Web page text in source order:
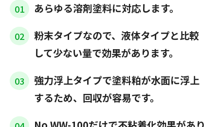
01 あらゆる溶剤塗料に対応します。
02
粉末タイプなので、液体タイプと比較
して少ない量で効果があります。
03
強力浮上タイプで塗料粕が水面に浮上
するため、回収が容易です。